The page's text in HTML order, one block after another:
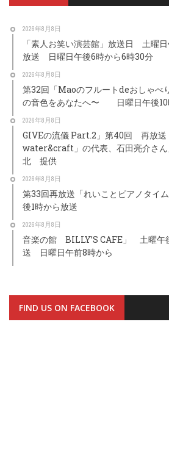
2026年8月8日
「素人お笑い演芸館」放送日 土曜
放送 日曜日午後6時から6時30分
2026年8月8日
第32回「Maoのフルートdeおしゃべ
の音色をあなたへ〜 日曜日午後10
2026年8月8日
GIVEの流儀 Part.2」第40回 再放
water&craft」の代表、石田亮介さ
北 提供
2026年8月8日
第33回再放送「れいことピアノタイ
後1時から放送
2026年8月8日
音楽の館 BILLY’S CAFE」 土曜午
送 日曜日午前8時から
FIND US ON FACEBOOK